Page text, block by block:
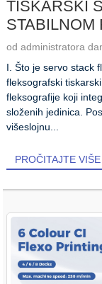
TISKARSKI
STABILNOM
od administratora
I. Što je servo stack
fleksografski
fleksografije koji
složenih jedinica.
višeslojnu...
PROČITAJTE VIŠE